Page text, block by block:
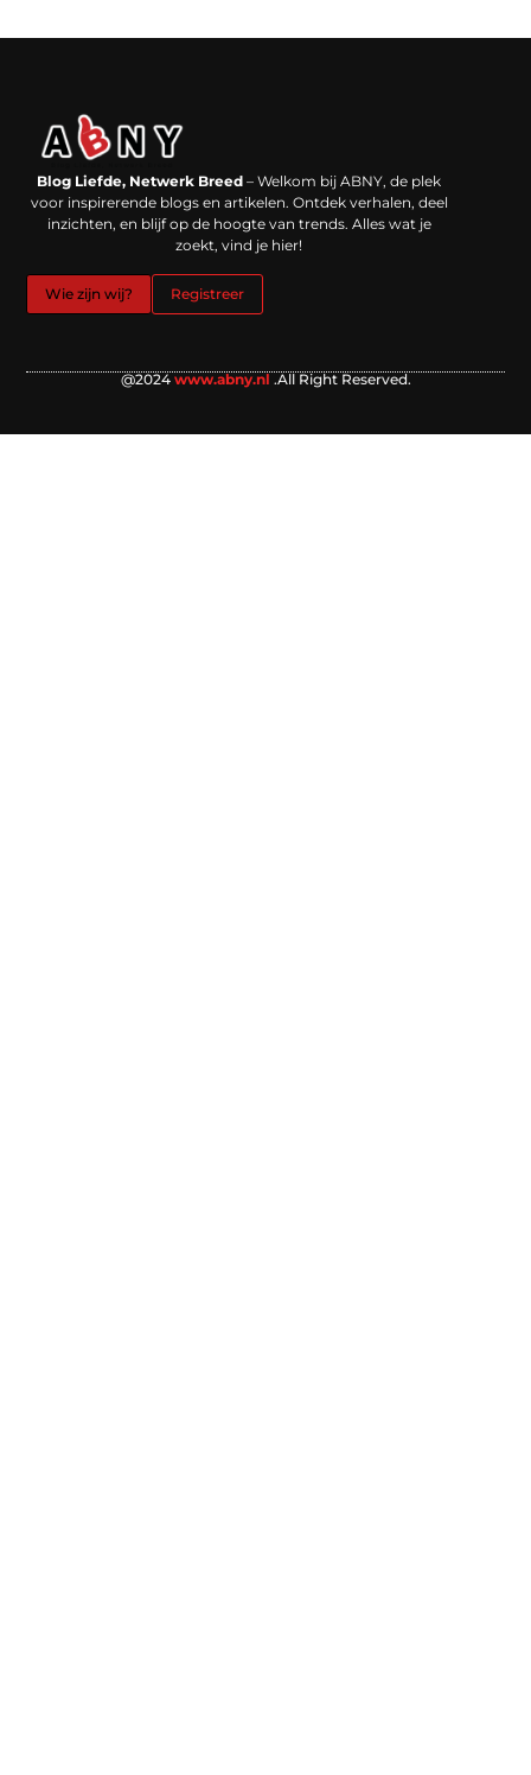
Blog Liefde, Netwerk Breed – Welkom bij ABNY, de plek
voor inspirerende blogs en artikelen. Ontdek verhalen, deel
inzichten, en blijf op de hoogte van trends. Alles wat je
zoekt, vind je hier!
Wie zijn wij? Registreer
@2024 www.abny.nl .All Right Reserved.